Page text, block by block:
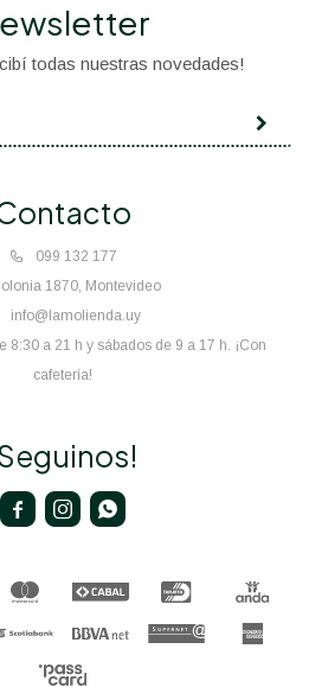
099 132 177
1870, Montevideo
info@lamolienda.uy
8:30 a 21 h y sábados de 9 a 17 h. ¡Con
cafetería!
todas nuestras novedades!
  